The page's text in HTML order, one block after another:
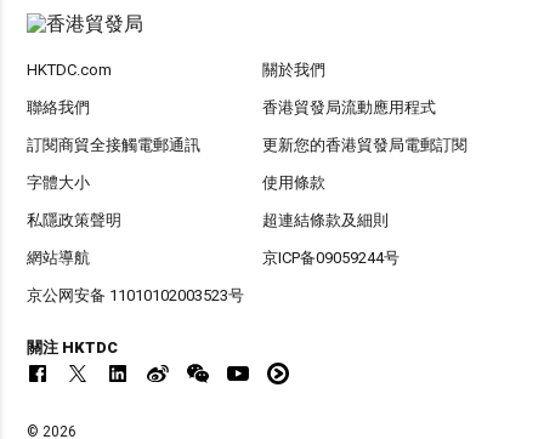
HKTDC.com 關於我們
聯絡我們 香港貿發局流動應用程式
訂閱商貿全接觸電郵通訊 更新您的香港貿發局電郵訂閱
字體大小 使用條款
私隱政策聲明 超連結條款及細則
網站導航 京ICP备09059244号
京公网安备 11010102003523号
關注 HKTDC
© 2026